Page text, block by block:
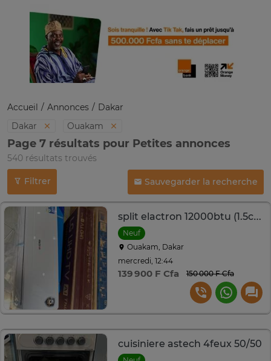
Accueil Annonces
Dakar
Dakar
Ouakam
Page 7 résultats pour Petites annonces
540 résultats trouvés
Filtrer Sauvegarder la recherche
split elactron 12000btu (1.5cv) a++
Neuf
Ouakam, Dakar
mercredi, 12:44
139 900 F Cfa 150 000 F Cfa
cuisiniere astech 4feux 50/50